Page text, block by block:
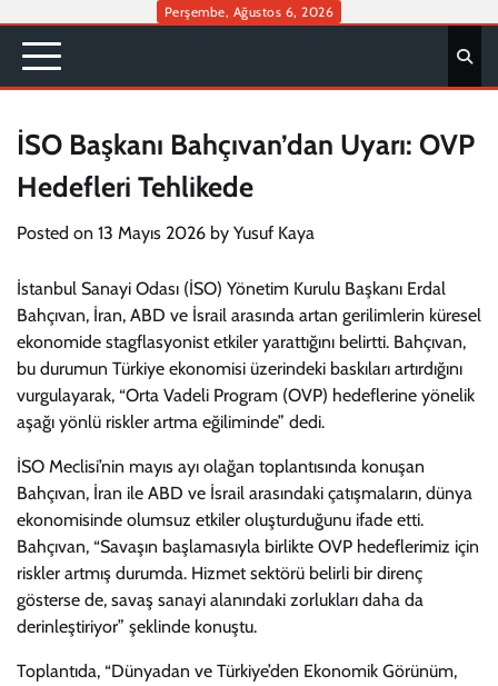
content
Perşembe, Ağustos 6, 2026
İSO Başkanı Bahçıvan’dan Uyarı: OVP
Hedefleri Tehlikede
Posted on 13 Mayıs 2026 by Yusuf Kaya
İstanbul Sanayi Odası (İSO) Yönetim Kurulu Başkanı Erdal
Bahçıvan, İran, ABD ve İsrail arasında artan gerilimlerin küresel
ekonomide stagflasyonist etkiler yarattığını belirtti. Bahçıvan,
bu durumun Türkiye ekonomisi üzerindeki baskıları artırdığını
vurgulayarak, “Orta Vadeli Program (OVP) hedeflerine yönelik
aşağı yönlü riskler artma eğiliminde” dedi.
İSO Meclisi’nin mayıs ayı olağan toplantısında konuşan
Bahçıvan, İran ile ABD ve İsrail arasındaki çatışmaların, dünya
ekonomisinde olumsuz etkiler oluşturduğunu ifade etti.
Bahçıvan, “Savaşın başlamasıyla birlikte OVP hedeflerimiz için
riskler artmış durumda. Hizmet sektörü belirli bir direnç
gösterse de, savaş sanayi alanındaki zorlukları daha da
derinleştiriyor” şeklinde konuştu.
Toplantıda, “Dünyadan ve Türkiye’den Ekonomik Görünüm,